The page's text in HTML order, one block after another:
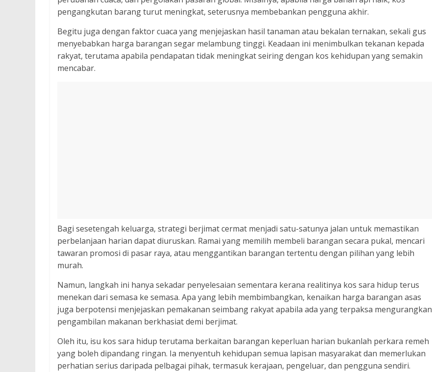
pengangkutan barang turut meningkat, seterusnya membebankan pengguna akhir.
Begitu juga dengan faktor cuaca yang menjejaskan hasil tanaman atau bekalan ternakan, sekali gus
menyebabkan harga barangan segar melambung tinggi. Keadaan ini menimbulkan tekanan kepada
rakyat, terutama apabila pendapatan tidak meningkat seiring dengan kos kehidupan yang semakin
mencabar.
Bagi sesetengah keluarga, strategi berjimat cermat menjadi satu-satunya jalan untuk memastikan
perbelanjaan harian dapat diuruskan. Ramai yang memilih membeli barangan secara pukal, mencari
tawaran promosi di pasar raya, atau menggantikan barangan tertentu dengan pilihan yang lebih
murah.
Namun, langkah ini hanya sekadar penyelesaian sementara kerana realitinya kos sara hidup terus
menekan dari semasa ke semasa. Apa yang lebih membimbangkan, kenaikan harga barangan asas
juga berpotensi menjejaskan pemakanan seimbang rakyat apabila ada yang terpaksa mengurangkan
pengambilan makanan berkhasiat demi berjimat.
Oleh itu, isu kos sara hidup terutama berkaitan barangan keperluan harian bukanlah perkara remeh
yang boleh dipandang ringan. Ia menyentuh kehidupan semua lapisan masyarakat dan memerlukan
perhatian serius daripada pelbagai pihak, termasuk kerajaan, pengeluar, dan pengguna sendiri.